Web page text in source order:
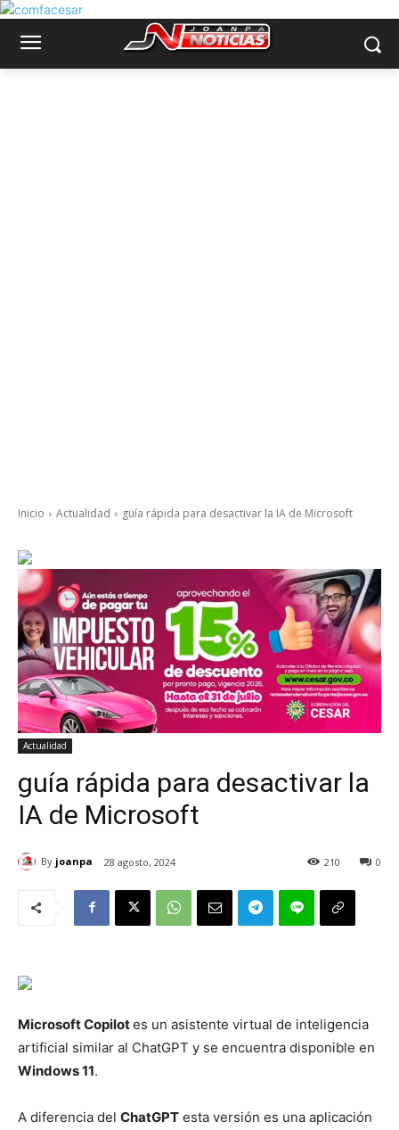
Inicio Actualidad guía rápida para desactivar la IA de Microsoft
Actualidad
guía rápida para desactivar la
IA de Microsoft
By joanpa 28 agosto, 2024 0
210
Microsoft Copilotes un asistente virtual de inteligencia
artificial similar al ChatGPT y se encuentra disponible en
Windows 11.
A diferencia del ChatGPT esta versión es una aplicación